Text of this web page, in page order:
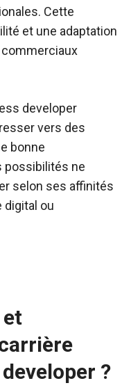
Cette
et une adaptation
developer
vers des
bonne
possibilités ne
selon ses affinités
digital ou
?